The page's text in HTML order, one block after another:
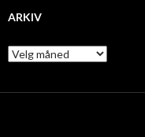
ARKIV
A
r
i